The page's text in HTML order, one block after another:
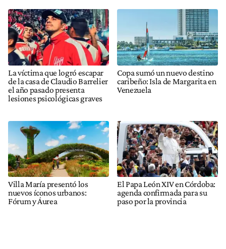
La víctima que logró escapar
de la casa de Claudio Barrelier
el año pasado presenta
lesiones psicológicas graves
Copa sumó un nuevo destino
caribeño: Isla de Margarita en
Venezuela
Villa María presentó los
nuevos íconos urbanos:
Fórum y Áurea
El Papa León XIV en Córdoba:
agenda confirmada para su
paso por la provincia